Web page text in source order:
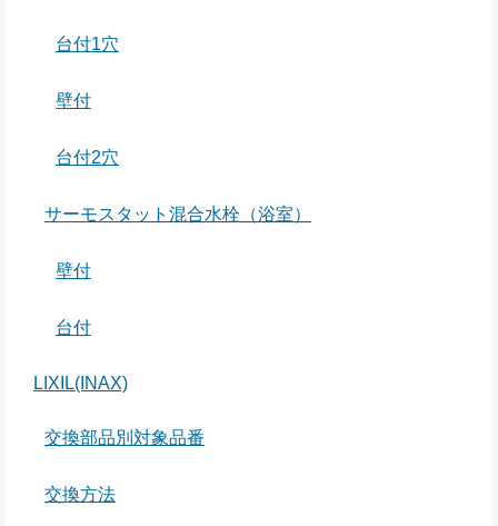
台付1穴
壁付
台付2穴
サーモスタット混合水栓（浴室）
壁付
台付
LIXIL(INAX)
交換部品別対象品番
交換方法